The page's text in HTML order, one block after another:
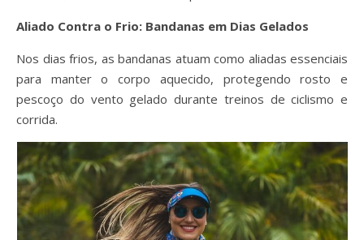
Aliado Contra o Frio: Bandanas em Dias Gelados
Nos dias frios, as bandanas atuam como aliadas essenciais
para manter o corpo aquecido, protegendo rosto e
pescoço do vento gelado durante treinos de ciclismo e
corrida.